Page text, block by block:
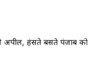
अपील, हंसते बसते पंजाब को